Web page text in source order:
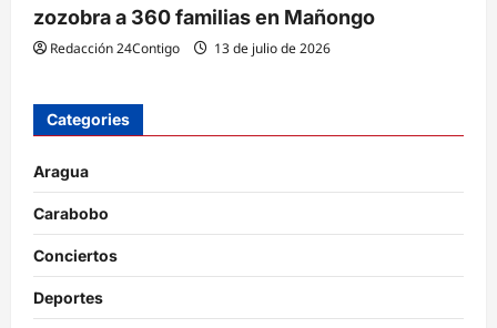
zozobra a 360 familias en Mañongo
Redacción 24Contigo 13 de julio de 2026
Categories
Aragua
Carabobo
Conciertos
Deportes